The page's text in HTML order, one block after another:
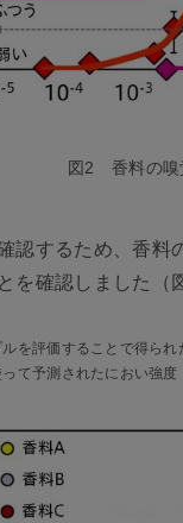
図2 香料の嗅
認するため、香料
を確認しました（
を評価することで得られ
て予測されたにおい強度